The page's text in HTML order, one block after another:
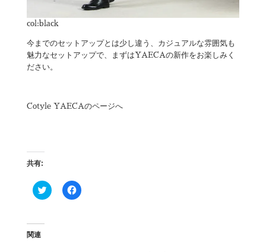
col:black
今までのセットアップとは少し違う、カジュアルな雰囲気も
魅力なセットアップで、まずはYAECAの新作をお楽しみく
ださい。
Cotyle YAECAのページへ
共有:
ク
リ
F
a
関連